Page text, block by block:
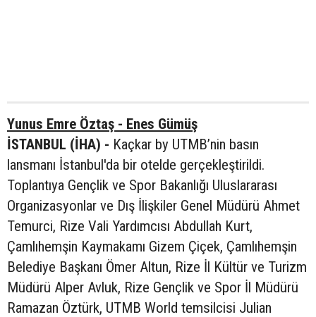
Yunus Emre Öztaş - Enes Gümüş
İSTANBUL (İHA) - Kaçkar by UTMB’nin basın
lansmanı İstanbul'da bir otelde gerçekleştirildi.
Toplantıya Gençlik ve Spor Bakanlığı Uluslararası
Organizasyonlar ve Dış İlişkiler Genel Müdürü Ahmet
Temurci, Rize Vali Yardımcısı Abdullah Kurt,
Çamlıhemşin Kaymakamı Gizem Çiçek, Çamlıhemşin
Belediye Başkanı Ömer Altun, Rize İl Kültür ve Turizm
Müdürü Alper Avluk, Rize Gençlik ve Spor İl Müdürü
Ramazan Öztürk, UTMB World temsilcisi Julian